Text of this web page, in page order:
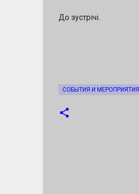
До зустрічі.
СОБЫТИЯ И МЕРОПРИЯТИЯ